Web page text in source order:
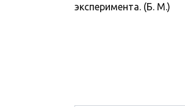
эксперимента. (Б. М.)